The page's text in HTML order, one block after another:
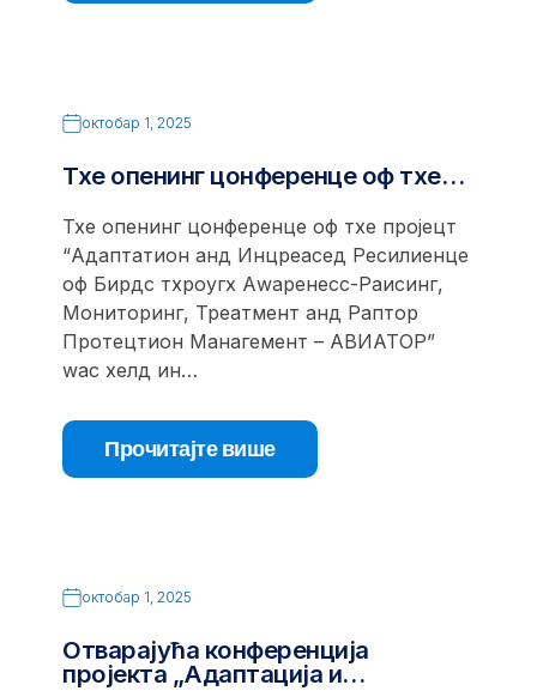
октобар 1, 2025
Тхе опенинг цонференце оф тхе…
Тхе опенинг цонференце оф тхе пројецт
“Адаптатион анд Инцреасед Ресилиенце
оф Бирдс тхроугх Аwаренесс-Раисинг,
Мониторинг, Треатмент анд Раптор
Протецтион Манагемент – АВИАТОР”
wас хелд ин…
Прочитајте више
октобар 1, 2025
Отварајућа конференција
пројекта „Адаптација и…